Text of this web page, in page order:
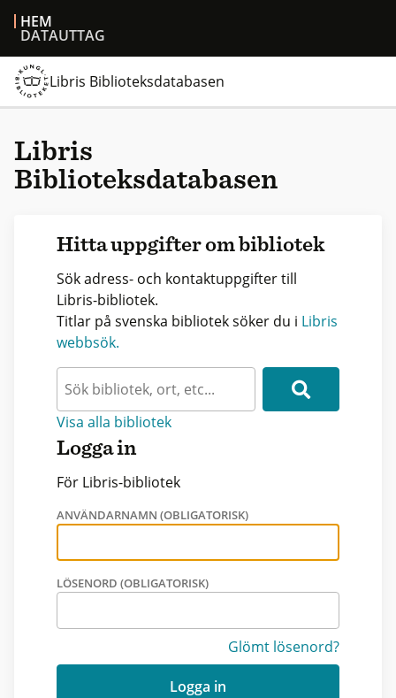
HEM
DATAUTTAG
Libris Biblioteksdatabasen
Libris
Biblioteksdatabasen
Hitta uppgifter om bibliotek
Sök adress- och kontaktuppgifter till
Libris-bibliotek.
Titlar på svenska bibliotek söker du i Libris
webbsök.
Visa alla bibliotek
Logga in
För Libris-bibliotek
ANVÄNDARNAMN (OBLIGATORISK)
LÖSENORD (OBLIGATORISK)
Glömt lösenord?
Logga in